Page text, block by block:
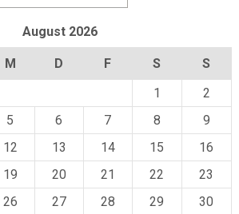
August 2026
M D F S
S
1
2
5 6 7 8
9
12 13 14 15
16
19 20 21 22
23
26 27 28 29
30